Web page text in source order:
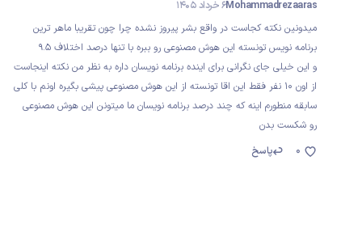
Mohammadrezaaras6 خرداد 1405
میدونین نکته کجاست در واقع بشر پیروز نشده چرا چون تقریبا ماهر ترین
برنامه نویس تونسته این هوش مصنوعی رو ببره با تنها درصد اختلاف ۹.۵
و این خیلی جای نگرانی برای اینده برنامه نویسان داره به نظر من نکته اینجاست
از اون ۱۰ نفر فقط این اقا تونسته از این هوش مصنوعی پیشی بگیره اونم با کلی
سابقه منطورم اینه که چند درصد برنامه نویسان ما میتونن این هوش مصنوعی
رو شکست بدن
پاسخ
0